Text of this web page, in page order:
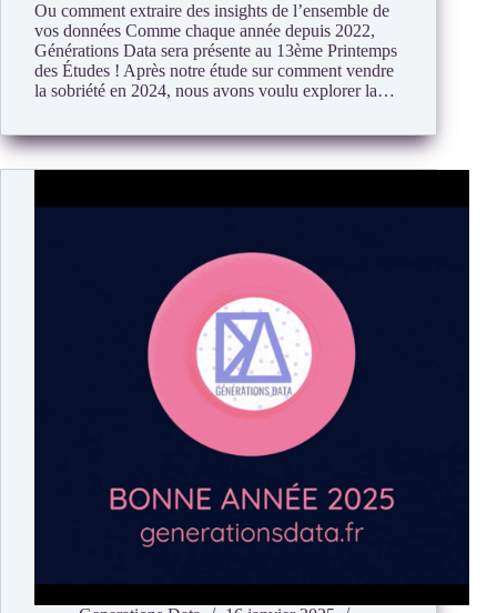
Ou comment extraire des insights de l’ensemble de
vos données Comme chaque année depuis 2022,
Générations Data sera présente au 13ème Printemps
des Études ! Après notre étude sur comment vendre
la sobriété en 2024, nous avons voulu explorer la…